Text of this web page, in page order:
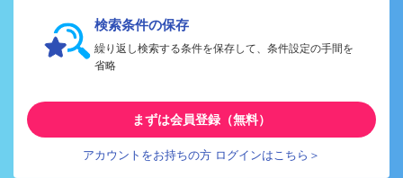
検索条件の保存
繰り返し検索する条件を保存して、条件設定の手間を
省略
まずは会員登録（無料）
アカウントをお持ちの方 ログインはこちら＞